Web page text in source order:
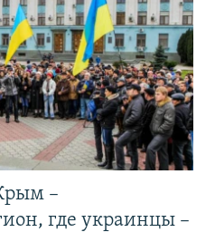
–
где украинцы –